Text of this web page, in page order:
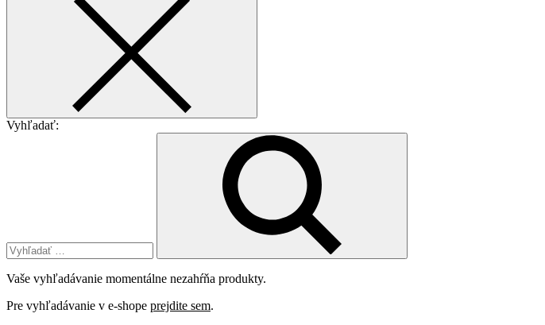
Vyhľadať:
Vaše vyhľadávanie momentálne nezahŕňa produkty.
Pre vyhľadávanie v e-shope prejdite sem.